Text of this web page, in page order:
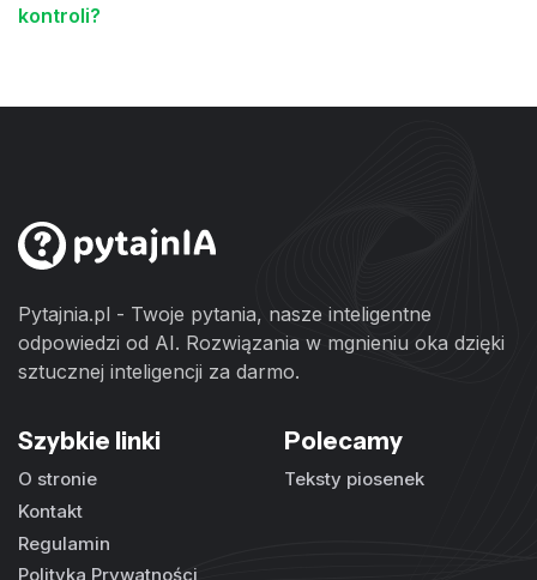
kontroli?
Pytajnia.pl - Twoje pytania, nasze inteligentne
odpowiedzi od AI. Rozwiązania w mgnieniu oka dzięki
sztucznej inteligencji za darmo.
Szybkie linki
O stronie
Kontakt
Regulamin
Polityka Prywatności
Polecamy
Teksty piosenek